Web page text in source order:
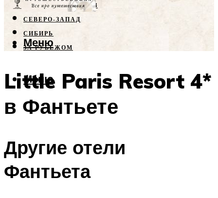
СЕВЕРНЫЙ КАВКАЗ
СЕВЕРО-ЗАПАД
СИБИРЬ
ЗА РУБЕЖОМ
Меню
Меню
Little Paris Resort 4*
в Фантьете
Другие отели
Фантьета